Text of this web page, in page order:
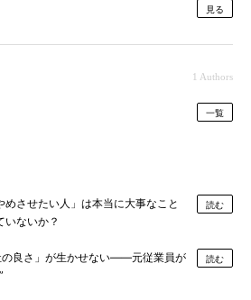
見る
1 Authors
一覧
めさせたい人」は本当に大事なこと
いないか？
読む
の良さ」が生かせない――元従業員が
読む